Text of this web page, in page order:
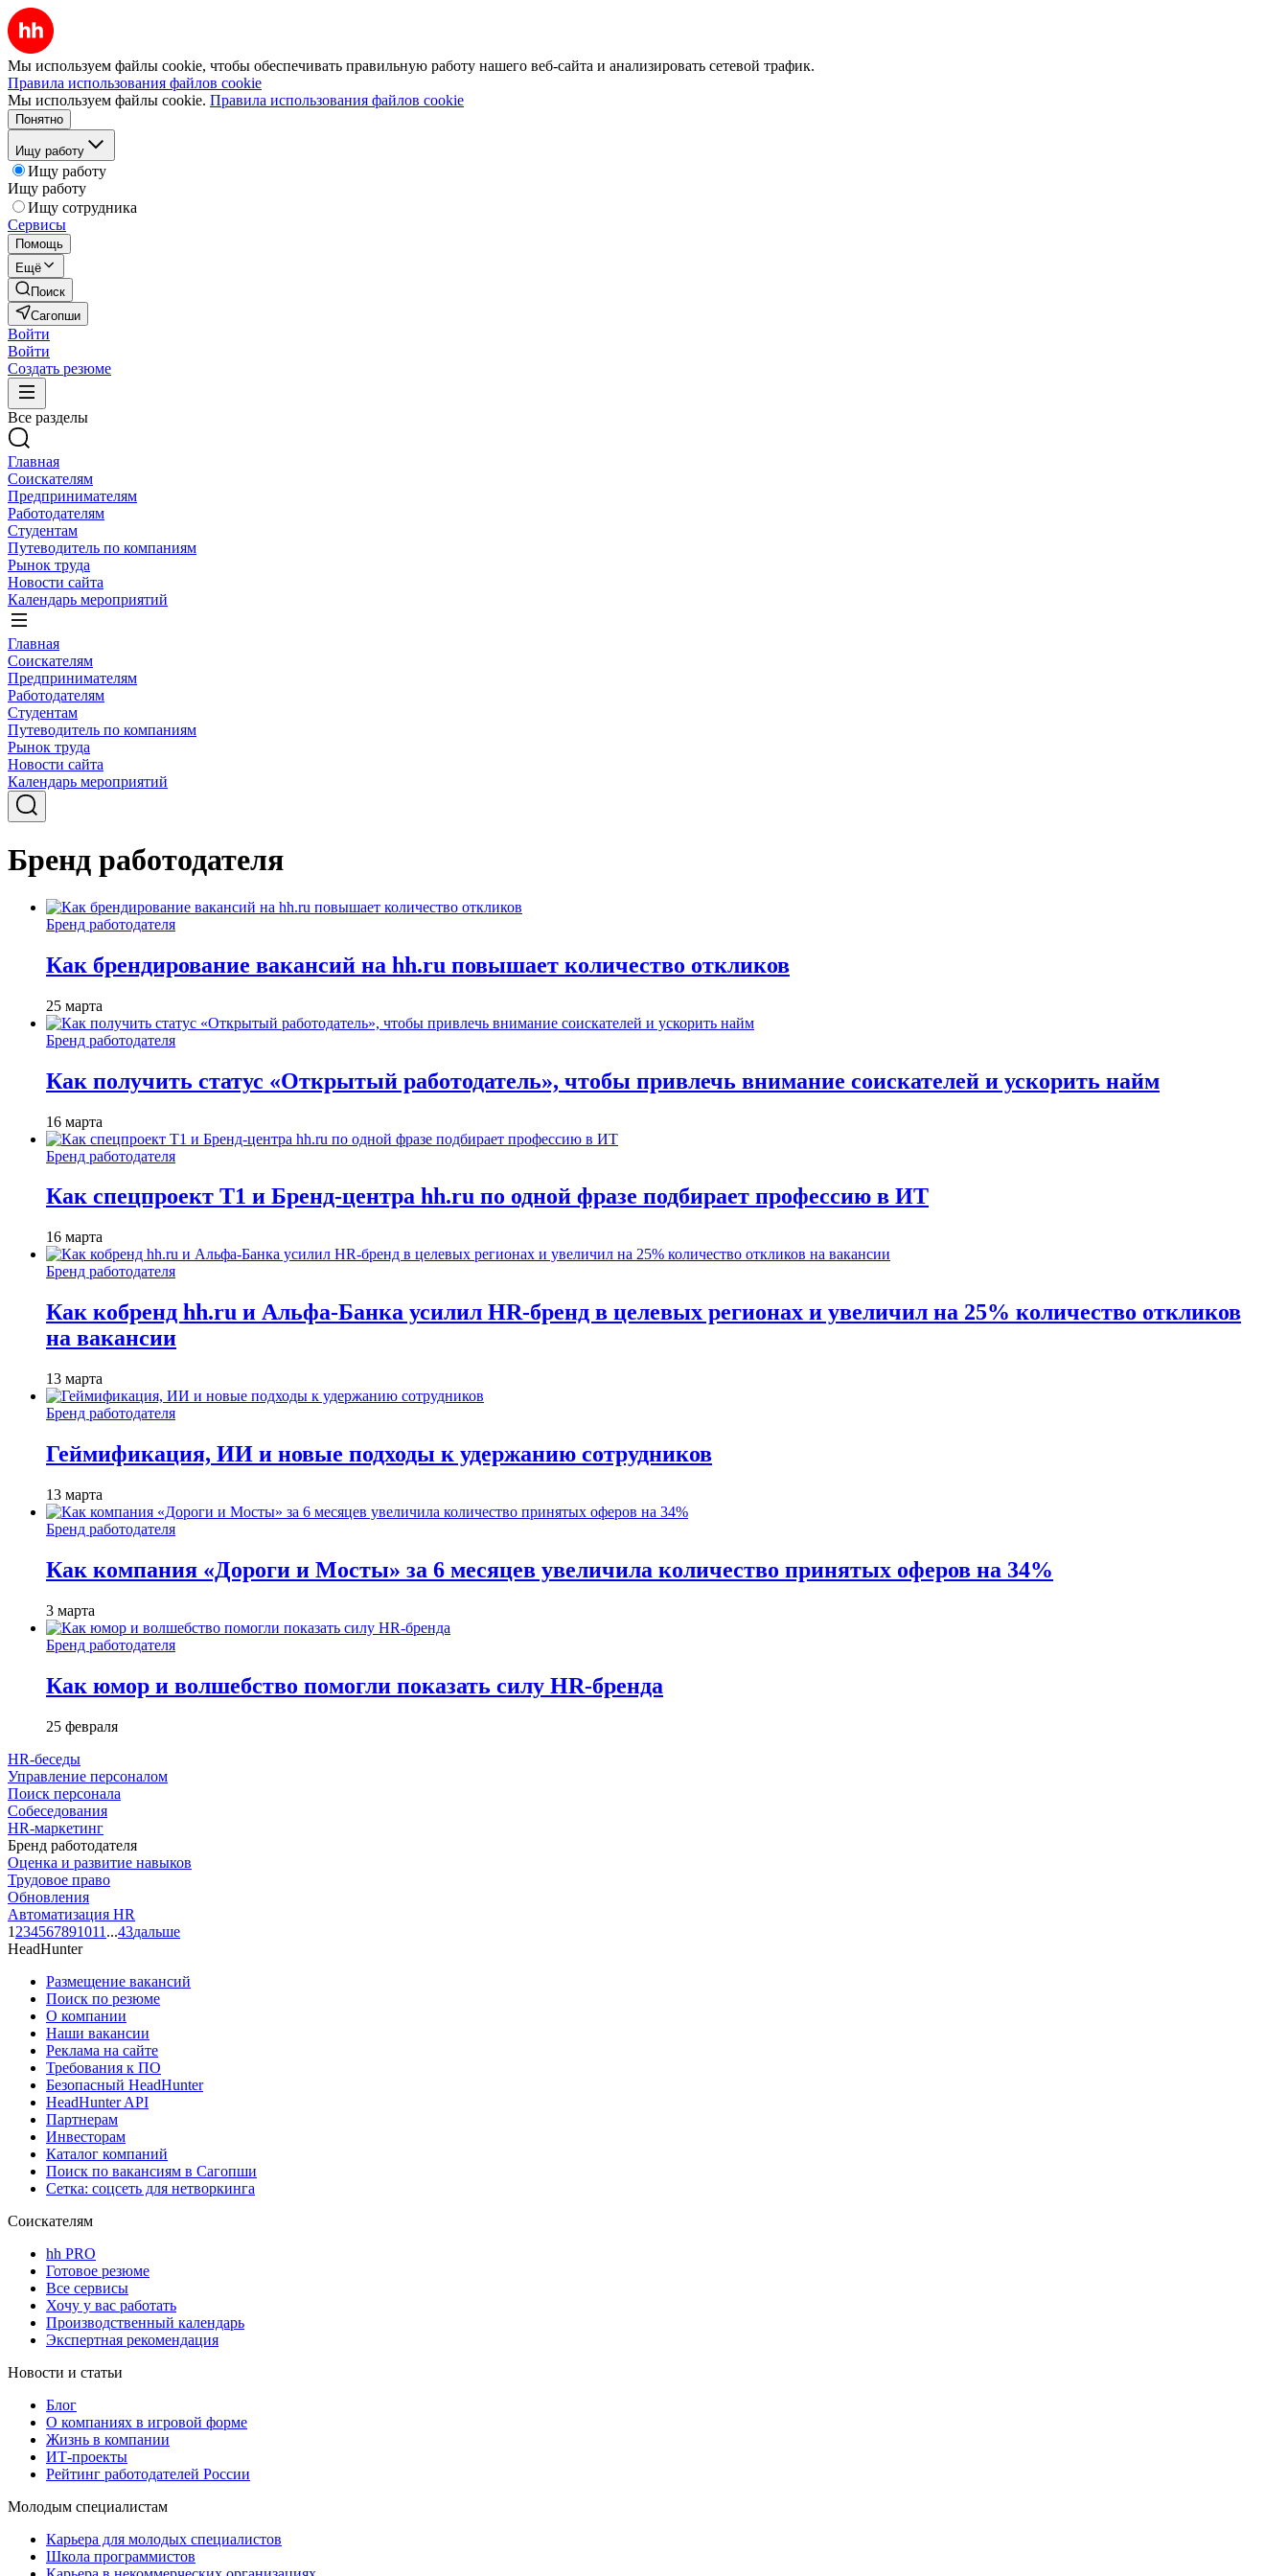
Мы используем файлы cookie, чтобы обеспечивать правильную работу нашего веб-сайта и анализировать сетевой трафик.
Правила использования файлов cookie
Мы используем файлы cookie. Правила использования файлов cookie
Понятно
Ищу работу
Ищу работу
Ищу работу
Ищу сотрудника
Сервисы
Помощь
Ещё
Поиск
Сагопши
Войти
Войти
Создать резюме
Все разделы
Главная
Соискателям
Предпринимателям
Работодателям
Студентам
Путеводитель по компаниям
Рынок труда
Новости сайта
Календарь мероприятий
Главная
Соискателям
Предпринимателям
Работодателям
Студентам
Путеводитель по компаниям
Рынок труда
Новости сайта
Календарь мероприятий
Бренд работодателя
Бренд работодателя
Как брендирование вакансий на hh.ru повышает количество откликов
25 марта
Бренд работодателя
Как получить статус «Открытый работодатель», чтобы привлечь внимание соискателей и ускорить найм
16 марта
Бренд работодателя
Как спецпроект T1 и Бренд-центра hh.ru по одной фразе подбирает профессию в ИТ
16 марта
Бренд работодателя
Как кобренд hh.ru и Альфа-Банка усилил HR-бренд в целевых регионах и увеличил на 25% количество откликов
на вакансии
13 марта
Бренд работодателя
Геймификация, ИИ и новые подходы к удержанию сотрудников
13 марта
Бренд работодателя
Как компания «Дороги и Мосты» за 6 месяцев увеличила количество принятых оферов на 34%
3 марта
Бренд работодателя
Как юмор и волшебство помогли показать силу HR-бренда
25 февраля
HR-беседы
Управление персоналом
Поиск персонала
Собеседования
HR-маркетинг
Бренд работодателя
Оценка и развитие навыков
Трудовое право
Обновления
Автоматизация HR
1 234567891011 ...43дальше
HeadHunter
Размещение вакансий
Поиск по резюме
О компании
Наши вакансии
Реклама на сайте
Требования к ПО
Безопасный HeadHunter
HeadHunter API
Партнерам
Инвесторам
Каталог компаний
Поиск по вакансиям в Сагопши
Сетка: соцсеть для нетворкинга
Соискателям
hh PRO
Готовое резюме
Все сервисы
Хочу у вас работать
Производственный календарь
Экспертная рекомендация
Новости и статьи
Блог
О компаниях в игровой форме
Жизнь в компании
ИТ-проекты
Рейтинг работодателей России
Молодым специалистам
Карьера для молодых специалистов
Школа программистов